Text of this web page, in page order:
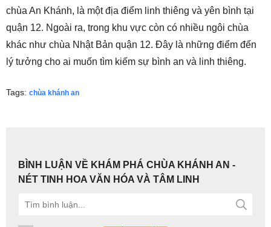
chùa An Khánh, là một địa điểm linh thiêng và yên bình tại
quận 12. Ngoài ra, trong khu vực còn có nhiều ngôi chùa
khác như chùa Nhật Bản quận 12. Đây là những điểm đến
lý tưởng cho ai muốn tìm kiếm sự bình an và linh thiêng.
Tags: chùa khánh an
BÌNH LUẬN VỀ KHÁM PHÁ CHÙA KHÁNH AN -
NÉT TINH HOA VĂN HÓA VÀ TÂM LINH